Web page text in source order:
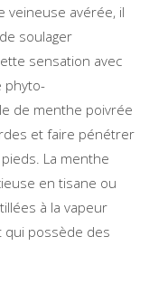
veineuse avérée, il
soulager
sensation avec
phyto-
de menthe poivrée
et faire pénétrer
La menthe
en tisane ou
à la vapeur
possède des